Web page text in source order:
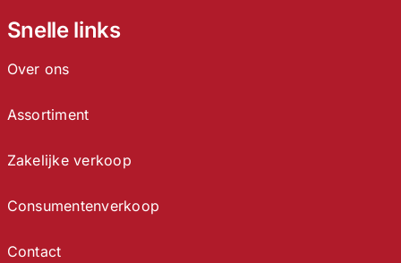
Snelle links
Over ons
Assortiment
Zakelijke verkoop
Consumentenverkoop
Contact